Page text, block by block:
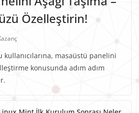
Özelleştirin!
kullanıcılarına, masaüstü panelini
konusunda adım adım